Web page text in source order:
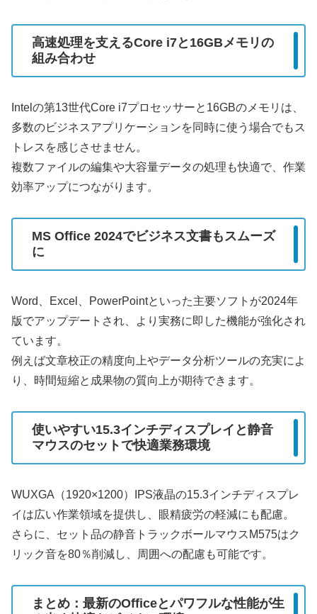
高速処理を支えるCore i7と16GBメモリの
組み合わせ
Intelの第13世代Core i7プロセッサーと16GBのメモリは、
多数のビジネスアプリケーションを同時に使う場合でもス
トレスを感じさせません。
複数ファイルの編集や大容量データの処理も快適で、作業
効率アップにつながります。
MS Office 2024でビジネス文書もスムーズ
に
Word、Excel、PowerPointといった主要ソフトが2024年
版でアップデートされ、より実務に即した機能が強化され
ています。
例えば文章校正の精度向上やデータ分析ツールの充実によ
り、時間短縮と成果物の質向上が期待できます。
使いやすい15.3インチディスプレイと静音
マウスのセットで快適業務環境
WUXGA（1920×1200）IPS液晶の15.3インチディスプレ
イは広い作業領域を提供し、眼精疲労の軽減にも配慮。
さらに、セット品の静音トラックボールマウスM575はク
リック音を80％削減し、周囲への配慮も可能です。
まとめ：最新のOfficeとパワフルな性能が生